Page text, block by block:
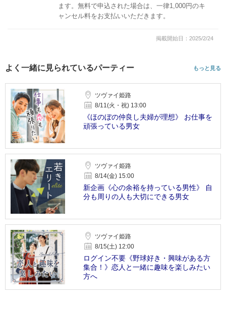
ます。無料で申込された場合は、一律1,000円のキ
ャンセル料をお支払いいただきます。
掲載開始日：2025/2/24
よく一緒に見られているパーティー もっと見る
ツヴァイ姫路
8/11(火・祝) 13:00
《ほのぼの仲良し夫婦が理想》 お仕事を
頑張っている男女
ツヴァイ姫路
8/14(金) 15:00
新企画《心の余裕を持っている男性》 自
分も周りの人も大切にできる男女
ツヴァイ姫路
8/15(土) 12:00
ログイン不要《野球好き・興味がある方
集合！》恋人と一緒に趣味を楽しみたい
方へ